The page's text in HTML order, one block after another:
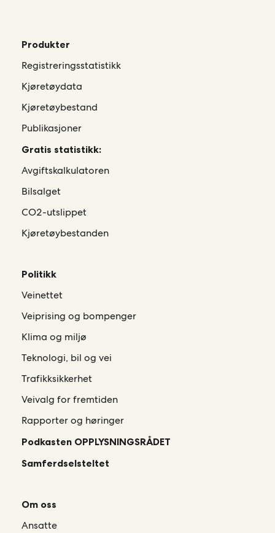
Produkter
Registreringsstatistikk
Kjøretøydata
Kjøretøybestand
Publikasjoner
Gratis statistikk:
Avgiftskalkulatoren
Bilsalget
CO2-utslippet
Kjøretøybestanden
Politikk
Veinettet
Veiprising og bompenger
Klima og miljø
Teknologi, bil og vei
Trafikksikkerhet
Veivalg for fremtiden
Rapporter og høringer
Podkasten OPPLYSNINGSRÅDET
Samferdselsteltet
Om oss
Ansatte